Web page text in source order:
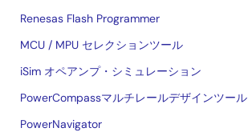
Renesas Flash Programmer
MCU / MPU セレクションツール
iSim オペアンプ・シミュレーション
PowerCompassマルチレールデザインツール
PowerNavigator